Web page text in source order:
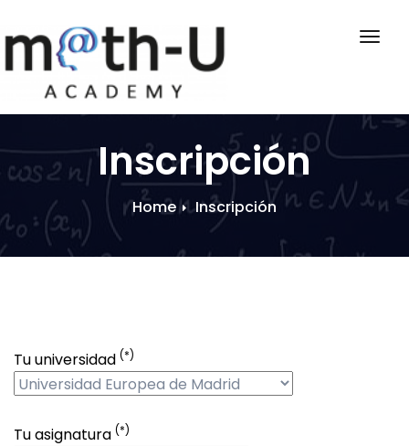
Inscripción
Home Inscripción
Tu universidad (*)
Tu asignatura (*)